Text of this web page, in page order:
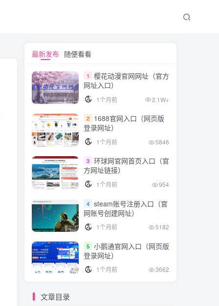
1. 面向对象
2. 平台独立性
3. 自动内存管理
4. 安全性
5. 多线程
6. 丰富的API
结语
最新发布 随便看看
1
樱花动漫官网网址（官方
网址入口）
1个月前 2.1W+
2
1688官网入口（网页版
登录网址）
1个月前 5846
3 环球网官网首页入口（官
方网址链接）
1个月前 954
4 steam账号注册入口（官
网账号创建网址）
1个月前 5182
5 小鹅通官网入口（网页版
登录网址）
1个月前 3662
文章目录